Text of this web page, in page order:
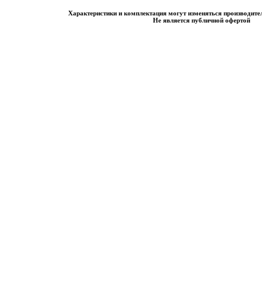
Характеристики и комплектация могут изменяться
Не является публичной офертой